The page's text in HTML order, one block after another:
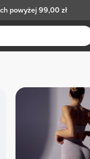
powyżej 99,00 zł